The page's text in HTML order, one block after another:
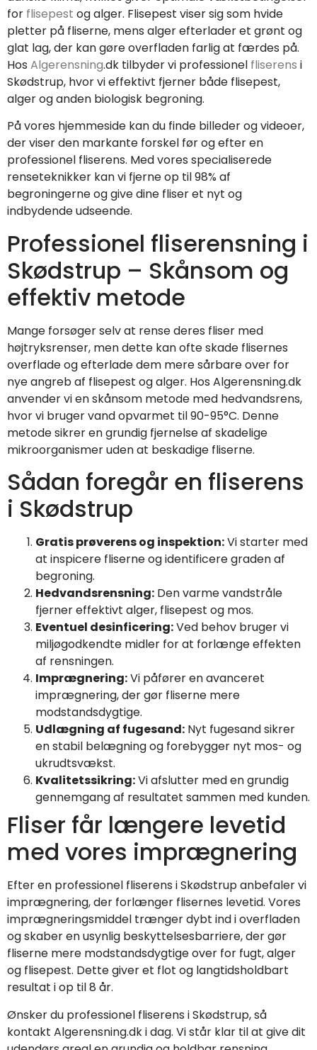
for flisepest og alger. Flisepest viser sig som hvide
pletter på fliserne, mens alger efterlader et grønt og
glat lag, der kan gøre overfladen farlig at færdes på.
Hos Algerensning.dk tilbyder vi professionel fliserens i
Skødstrup, hvor vi effektivt fjerner både flisepest,
alger og anden biologisk begroning.
På vores hjemmeside kan du finde billeder og videoer,
der viser den markante forskel før og efter en
professionel fliserens. Med vores specialiserede
renseteknikker kan vi fjerne op til 98% af
begroningerne og give dine fliser et nyt og
indbydende udseende.
Professionel fliserensning i
Skødstrup – Skånsom og
effektiv metode
Mange forsøger selv at rense deres fliser med
højtryksrenser, men dette kan ofte skade flisernes
overflade og efterlade dem mere sårbare over for
nye angreb af flisepest og alger. Hos Algerensning.dk
anvender vi en skånsom metode med hedvandsrens,
hvor vi bruger vand opvarmet til 90-95°C. Denne
metode sikrer en grundig fjernelse af skadelige
mikroorganismer uden at beskadige fliserne.
Sådan foregår en fliserens
i Skødstrup
Gratis prøverens og inspektion:Vi starter med
at inspicere fliserne og identificere graden af
begroning.
Hedvandsrensning: Den varme vandstråle
fjerner effektivt alger, flisepest og mos.
Eventuel desinficering:Ved behov bruger vi
miljøgodkendte midler for at forlænge effekten
af rensningen.
Imprægnering:Vi påfører en avanceret
imprægnering, der gør fliserne mere
modstandsdygtige.
Udlægning af fugesand: Nyt fugesand sikrer
en stabil belægning og forebygger nyt mos- og
ukrudtsvækst.
Kvalitetssikring:Vi afslutter med en grundig
gennemgang af resultatet sammen med kunden.
Fliser får længere levetid
med vores imprægnering
Efter en professionel fliserens i Skødstrup anbefaler vi
imprægnering, der forlænger flisernes levetid. Vores
imprægneringsmiddel trænger dybt ind i overfladen
og skaber en usynlig beskyttelsesbarriere, der gør
fliserne mere modstandsdygtige over for fugt, alger
og flisepest. Dette giver et flot og langtidsholdbart
resultat i op til 8 år.
Ønsker du professionel fliserens i Skødstrup, så
kontakt Algerensning.dk i dag. Vi står klar til at give dit